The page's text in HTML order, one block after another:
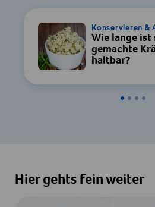
Konservieren &
Wie lange ist
gemachte
haltbar?
Hier gehts fein weiter